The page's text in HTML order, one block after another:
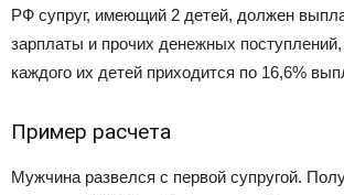
РФ супруг, имеющий 2 детей, должен
зарплаты и прочих денежных поступлений,
каждого их детей приходится по 16,6%
Пример расчета
Мужчина развелся с первой супругой.